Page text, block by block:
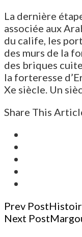
La dernière
associée aux
du calife, les
des murs de la
des briques
la forteresse
Xe siècle. Un
Share This
Post
Navigation
Prev Post
Next Post